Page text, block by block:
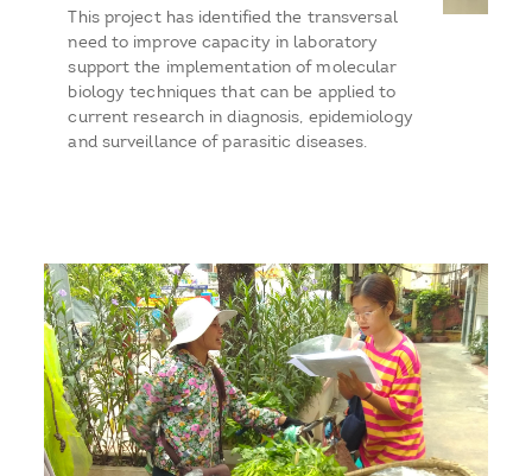
This project has identified the transversal
need to improve capacity in laboratory
support the implementation of molecular
biology techniques that can be applied to
current research in diagnosis, epidemiology
and surveillance of parasitic diseases.